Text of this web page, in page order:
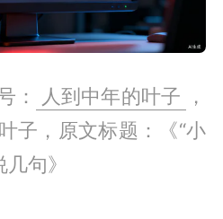
： 人到中年的叶子
，
子，原文标题：《“小
句》